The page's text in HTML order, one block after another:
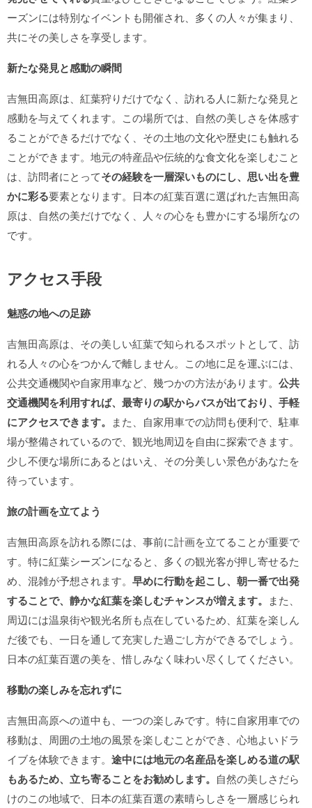
ーズンには特別なイベントも開催され、多くの人々が集まり、
共にその美しさを享受します。
新たな発見と感動の瞬間
吉無田高原は、紅葉狩りだけでなく、訪れる人に新たな発見と
感動を与えてくれます。この場所では、自然の美しさを体感す
ることができるだけでなく、その土地の文化や歴史にも触れる
ことができます。地元の特産品や伝統的な食文化を楽しむこと
は、訪問者にとってその経験を一層深いものにし、思い出を豊
かに彩る要素となります。日本の紅葉百選に選ばれた吉無田高
原は、自然の美だけでなく、人々の心をも豊かにする場所なの
です。
アクセス手段
魅惑の地への足跡
吉無田高原は、その美しい紅葉で知られるスポットとして、訪
れる人々の心をつかんで離しません。この地に足を運ぶには、
公共交通機関や自家用車など、幾つかの方法があります。 公共
交通機関を利用すれば、最寄りの駅からバスが出ており、手軽
にアクセスできます。 また、自家用車での訪問も便利で、駐車
場が整備されているので、観光地周辺を自由に探索できます。
少し不便な場所にあるとはいえ、その分美しい景色があなたを
待っています。
旅の計画を立てよう
吉無田高原を訪れる際には、事前に計画を立てることが重要で
す。特に紅葉シーズンになると、多くの観光客が押し寄せるた
め、混雑が予想されます。 早めに行動を起こし、朝一番で出発
することで、静かな紅葉を楽しむチャンスが増えます。 また、
周辺には温泉街や観光名所も点在しているため、紅葉を楽しん
だ後でも、一日を通して充実した過ごし方ができるでしょう。
日本の紅葉百選の美を、惜しみなく味わい尽くしてください。
移動の楽しみを忘れずに
吉無田高原への道中も、一つの楽しみです。特に自家用車での
移動は、周囲の土地の風景を楽しむことができ、心地よいドラ
イブを体験できます。 途中には地元の名産品を楽しめる道の駅
もあるため、立ち寄ることをお勧めします。 自然の美しさだら
けのこの地域で、日本の紅葉百選の素晴らしさを一層感じられ